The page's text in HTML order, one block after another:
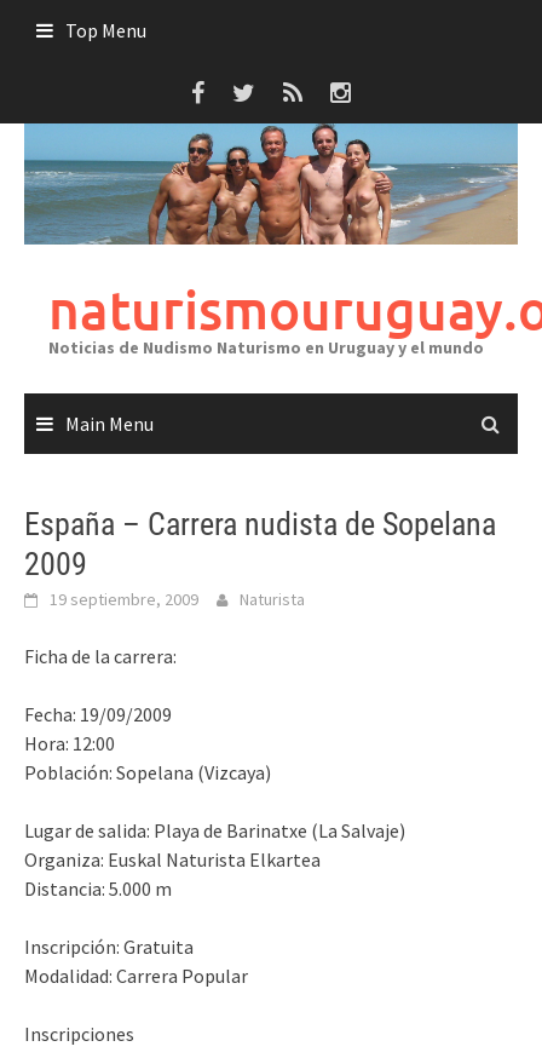
Top Menu
Noticias de Nudismo Naturismo en Uruguay y el mundo
Main Menu
España – Carrera nudista de Sopelana
2009
19 septiembre, 2009 Naturista
Ficha de la carrera:
Fecha: 19/09/2009
Hora: 12:00
Población: Sopelana (Vizcaya)
Lugar de salida: Playa de Barinatxe (La Salvaje)
Organiza: Euskal Naturista Elkartea
Distancia: 5.000 m
Inscripción: Gratuita
Modalidad: Carrera Popular
Inscripciones